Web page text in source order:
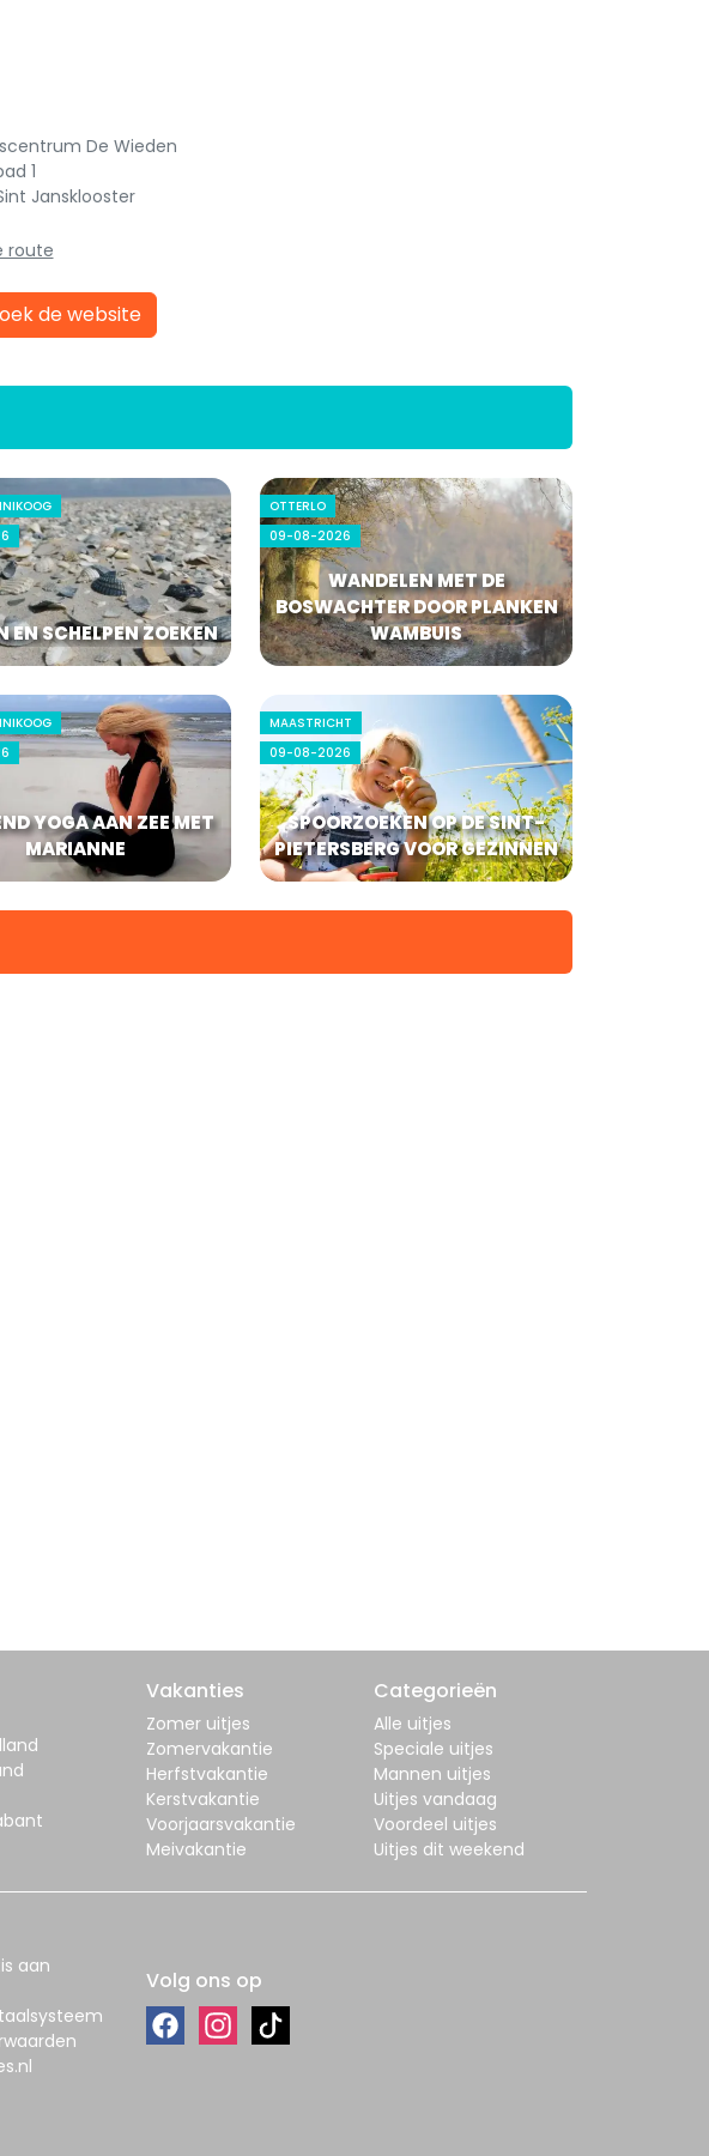
De Wieden
1
Jansklooster
route
de website
EN SCHELPEN ZOEKEN
OTTERLO
09-08-2026
WANDELEN MET DE
BOSWACHTER DOOR PLANKEN
WAMBUIS
YOGA AAN ZEE MET
MARIANNE
MAASTRICHT
09-08-2026
SPOORZOEKEN OP DE SINT-
PIETERSBERG VOOR GEZINNEN
Vakanties
Zomer uitjes
Zomervakantie
Herfstvakantie
Kerstvakantie
Voorjaarsvakantie
Meivakantie
Categorieën
Alle uitjes
Speciale uitjes
Mannen uitjes
Uitjes vandaag
Voordeel uitjes
Uitjes dit weekend
aan
Volg ons op